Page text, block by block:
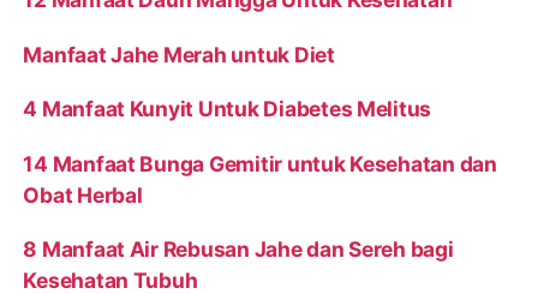
Manfaat Jahe Merah untuk Diet
4 Manfaat Kunyit Untuk Diabetes Melitus
14 Manfaat Bunga Gemitir untuk Kesehatan dan
Obat Herbal
8 Manfaat Air Rebusan Jahe dan Sereh bagi
Kesehatan Tubuh